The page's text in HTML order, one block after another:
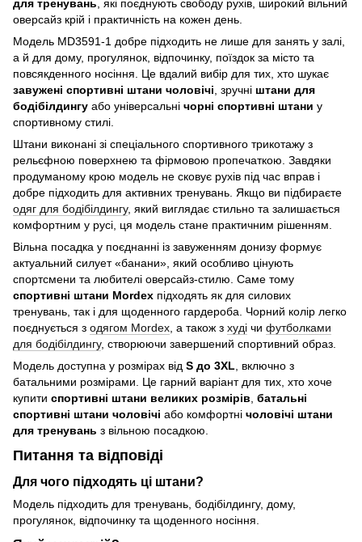
для тренувань , які поєднують свободу рухів, широкий вільний
оверсайз крій і практичність на кожен день.
Модель MD3591-1 добре підходить не лише для занять у залі,
а й для дому, прогулянок, відпочинку, поїздок за місто та
повсякденного носіння. Це вдалий вибір для тих, хто шукає
завужені спортивні штани чоловічі , зручні штани для
бодібілдингу або універсальні чорні спортивні штани у
спортивному стилі.
Штани виконані зі спеціального спортивного трикотажу з
рельєфною поверхнею та фірмовою пропечаткою. Завдяки
продуманому крою модель не сковує рухів під час вправ і
добре підходить для активних тренувань. Якщо ви підбираєте
одяг для бодібілдингу, який виглядає стильно та залишається
комфортним у русі, ця модель стане практичним рішенням.
Вільна посадка у поєднанні із завуженням донизу формує
актуальний силует «банани», який особливо цінують
спортсмени та любителі оверсайз-стилю. Саме тому
спортивні штани Mordex підходять як для силових
тренувань, так і для щоденного гардероба. Чорний колір легко
поєднується з одягом Mordex , а також з худі чи футболками
для бодібілдингу, створюючи завершений спортивний образ.
Модель доступна у розмірах від S до 3XL , включно з
батальними розмірами. Це гарний варіант для тих, хто хоче
купити спортивні штани великих розмірів батальні
спортивні штани чоловічі або комфортні чоловічі штани
для тренувань з вільною посадкою.
Питання та відповіді
Для чого підходять ці штани?
Модель підходить для тренувань, бодібілдингу, дому,
прогулянок, відпочинку та щоденного носіння.